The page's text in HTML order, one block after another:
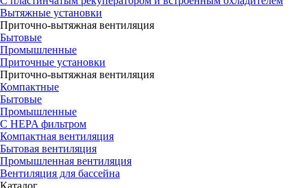
Вытяжные установки
Приточно-вытяжная вентиляция
Бытовые
Промышленные
Приточные установки
Приточно-вытяжная вентиляция
Компактные
Бытовые
Промышленные
С HEPA фильтром
Компактная вентиляция
Бытовая вентиляция
Промышленная вентиляция
Вентиляция для бассейна
Каталог